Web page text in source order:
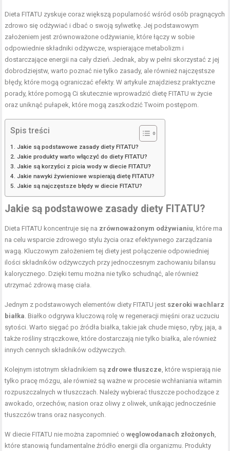
Dieta FITATU zyskuje coraz większą popularność wśród osób pragnących
zdrowo się odżywiać i dbać o swoją sylwetkę. Jej podstawowym
założeniem jest zrównoważone odżywianie, które łączy w sobie
odpowiednie składniki odżywcze, wspierające metabolizm i
dostarczające energii na cały dzień. Jednak, aby w pełni skorzystać z jej
dobrodziejstw, warto poznać nie tylko zasady, ale również najczęstsze
błędy, które mogą ograniczać efekty. W artykule znajdziesz praktyczne
porady, które pomogą Ci skutecznie wprowadzić dietę FITATU w życie
oraz uniknąć pułapek, które mogą zaszkodzić Twoim postępom.
Spis treści
Jakie są podstawowe zasady diety FITATU?
Jakie produkty warto włączyć do diety FITATU?
Jakie są korzyści z picia wody w diecie FITATU?
Jakie nawyki żywieniowe wspierają dietę FITATU?
Jakie są najczęstsze błędy w diecie FITATU?
Jakie są podstawowe zasady diety FITATU?
Dieta FITATU koncentruje się na zrównoważonym odżywianiu, które ma
na celu wsparcie zdrowego stylu życia oraz efektywnego zarządzania
wagą. Kluczowym założeniem tej diety jest połączenie odpowiedniej
ilości składników odżywczych przy jednoczesnym zachowaniu bilansu
kalorycznego. Dzięki temu można nie tylko schudnąć, ale również
utrzymać zdrową masę ciała.
Jednym z podstawowych elementów diety FITATU jest szeroki wachlarz
białka. Białko odgrywa kluczową rolę w regeneracji mięśni oraz uczuciu
sytości. Warto sięgać po źródła białka, takie jak chude mięso, ryby, jaja, a
także rośliny strączkowe, które dostarczają nie tylko białka, ale również
innych cennych składników odżywczych.
Kolejnym istotnym składnikiem są zdrowe tłuszcze, które wspierają nie
tylko pracę mózgu, ale również są ważne w procesie wchłaniania witamin
rozpuszczalnych w tłuszczach. Należy wybierać tłuszcze pochodzące z
awokado, orzechów, nasion oraz oliwy z oliwek, unikając jednocześnie
tłuszczów trans oraz nasyconych.
W diecie FITATU nie można zapomnieć owęglowodanach złożonych,
które stanowią fundamentalne źródło energii dla organizmu. Produkty